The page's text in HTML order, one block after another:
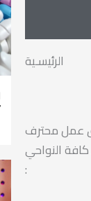
الرئيسـية
عمل محترف
النواحي
: